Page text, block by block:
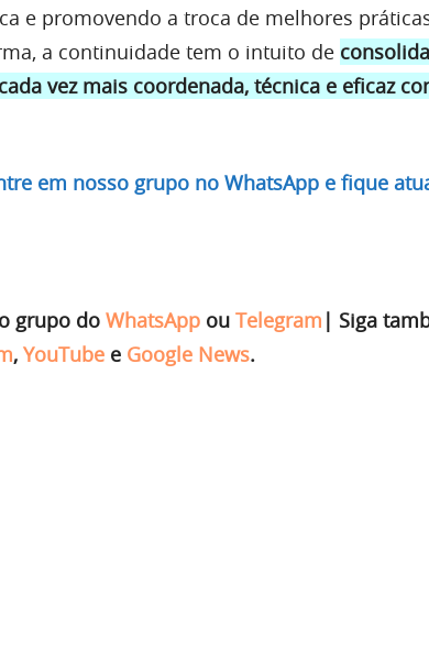
e promovendo a troca de melhores
a continuidade tem o intuito de
vez mais coordenada, técnica e eficaz
em nosso grupo no WhatsApp e fique
grupo do WhatsApp ou Telegram | Siga
, YouTube e Google News.